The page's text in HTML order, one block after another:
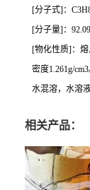
[分子式]：
[分子量]：92.09
[物化性质]：
密度1.261g/
水混溶，水溶
相关产品：